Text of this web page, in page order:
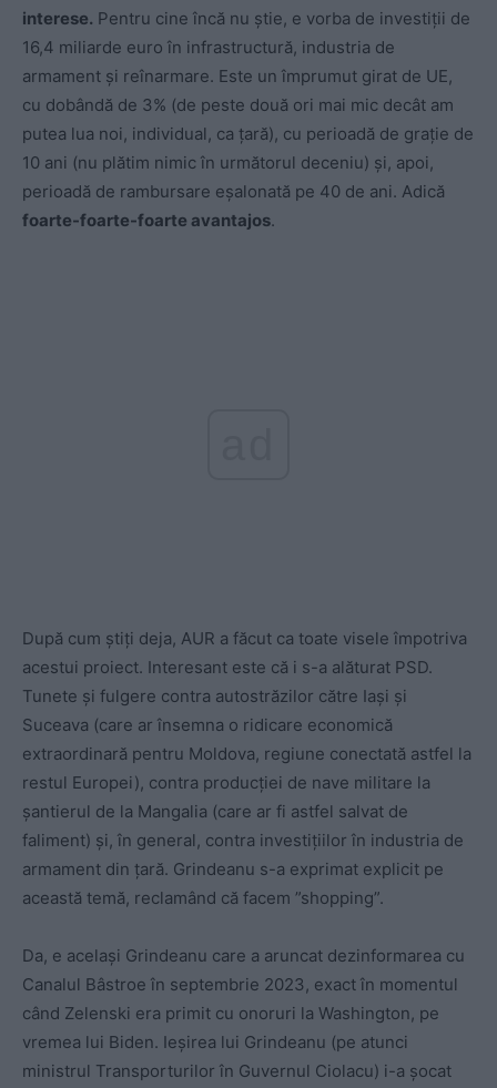
interese. Pentru cine încă nu știe, e vorba de investiții de
16,4 miliarde euro în infrastructură, industria de
armament și reînarmare. Este un împrumut girat de UE,
cu dobândă de 3% (de peste două ori mai mic decât am
putea lua noi, individual, ca țară), cu perioadă de grație de
10 ani (nu plătim nimic în următorul deceniu) și, apoi,
perioadă de rambursare eșalonată pe 40 de ani. Adică
foarte-foarte-foarte avantajos.
După cum știți deja, AUR a făcut ca toate visele împotriva
acestui proiect. Interesant este că i s-a alăturat PSD.
Tunete și fulgere contra autostrăzilor către Iași și
Suceava (care ar însemna o ridicare economică
extraordinară pentru Moldova, regiune conectată astfel la
restul Europei), contra producției de nave militare la
șantierul de la Mangalia (care ar fi astfel salvat de
faliment) și, în general, contra investițiilor în industria de
armament din țară. Grindeanu s-a exprimat explicit pe
această temă, reclamând că facem ”shopping”.
Da, e același Grindeanu care a aruncat dezinformarea cu
Canalul Bâstroe în septembrie 2023, exact în momentul
când Zelenski era primit cu onoruri la Washington, pe
vremea lui Biden. Ieșirea lui Grindeanu (pe atunci
ministrul Transporturilor în Guvernul Ciolacu) i-a șocat